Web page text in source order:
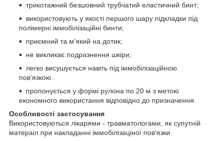
трикотажний безшовний трубчатий еластичний бинт;
використовують у якості першого шару підкладки під
полімерні іммобілізаційні бинти;
приємний та м'який на дотик;
не викликає подразнення шкіри;
легко висушується навіть під іммобілізаційною
пов'язкою.
пропонується у формі рулона по 20 м з метою
економного використання відповідно до призначення.
Особливості застосування
Використовуються лікарями - травматологами, як супутній
матераіл при накладанні іммобілізаціної пов'язки.